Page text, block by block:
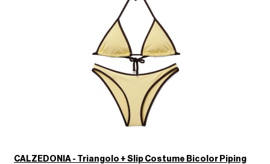
CALZEDONIA - Triangolo + Slip Costume Bicolor Piping